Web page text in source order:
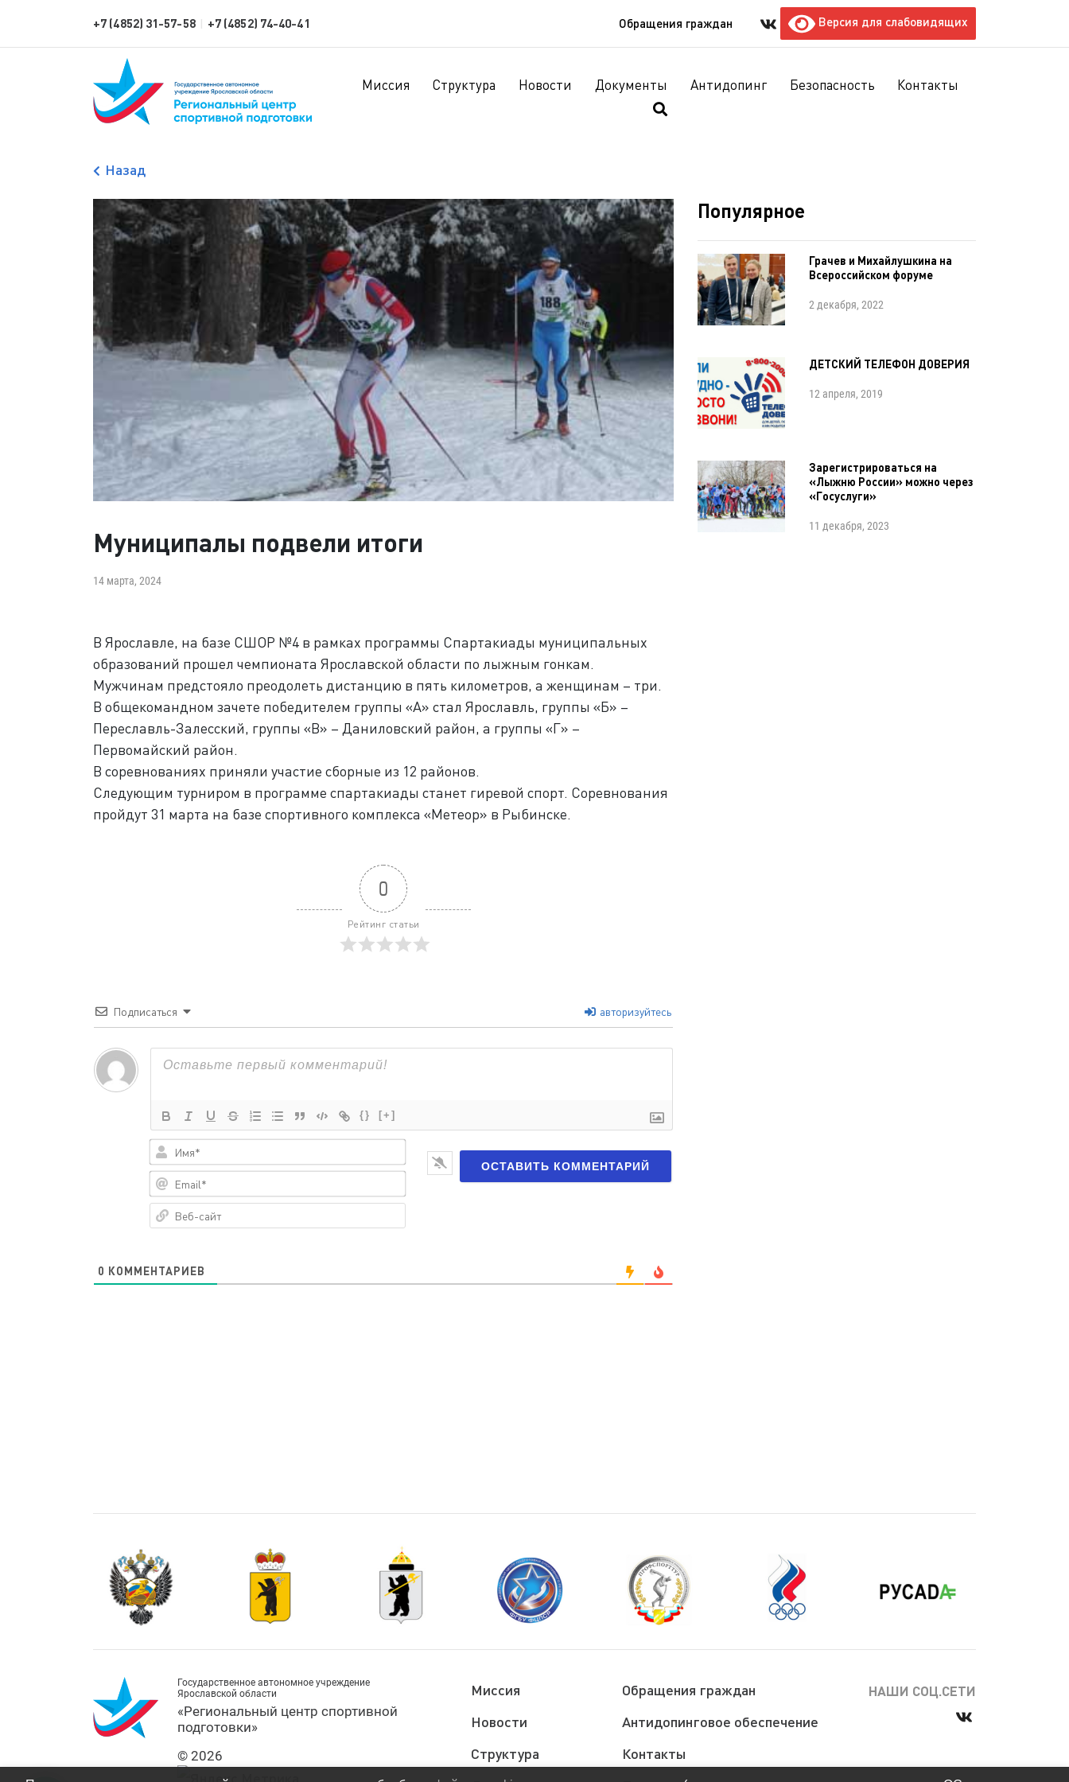
+7 (4852) 31-57-58 | +7 (4852) 74-40-41 Обращения граждан Версия для слабовидящих
Миссия Структура Новости Документы Антидопинг Безопасность Контакты
Назад
Муниципалы подвели итоги
14 марта, 2024
В Ярославле, на базе СШОР №4 в рамках программы Спартакиады муниципальных
образований прошел чемпионата Ярославской области по лыжным гонкам.
Мужчинам предстояло преодолеть дистанцию в пять километров, а женщинам – три.
В общекомандном зачете победителем группы «А» стал Ярославль, группы «Б» –
Переславль-Залесский, группы «В» – Даниловский район, а группы «Г» –
Первомайский район.
В соревнованиях приняли участие сборные из 12 районов.
Следующим турниром в программе спартакиады станет гиревой спорт. Соревнования
пройдут 31 марта на базе спортивного комплекса «Метеор» в Рыбинске.
0
Рейтинг статьи
Подписаться авторизуйтесь
{} [+]
Имя*
Email*
сайт
0 КОММЕНТАРИЕВ
Популярное
Грачев и Михайлушкина на
Всероссийском форуме
2 декабря, 2022
ДЕТСКИЙ ТЕЛЕФОН ДОВЕРИЯ
12 апреля, 2019
Зарегистрироваться на
«Лыжню России» можно через
«Госуслуги»
11 декабря, 2023
Государственное автономное учреждение
Ярославской области
«Региональный центр спортивной
подготовки»
© 2026
Миссия
Новости
Структура
Обращения граждан
Антидопинговое обеспечение
Контакты
НАШИ СОЦ.СЕТИ